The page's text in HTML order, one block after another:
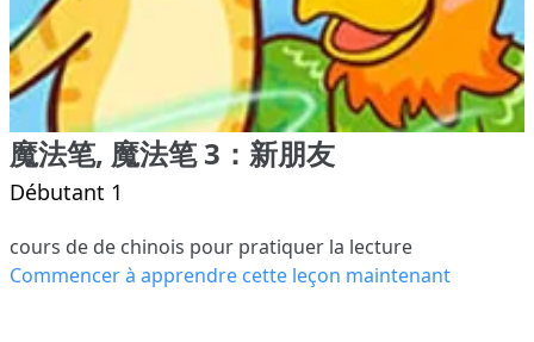
魔法笔, 魔法笔 3：新朋友
Débutant 1
cours de de chinois pour pratiquer la lecture
Commencer à apprendre cette leçon maintenant